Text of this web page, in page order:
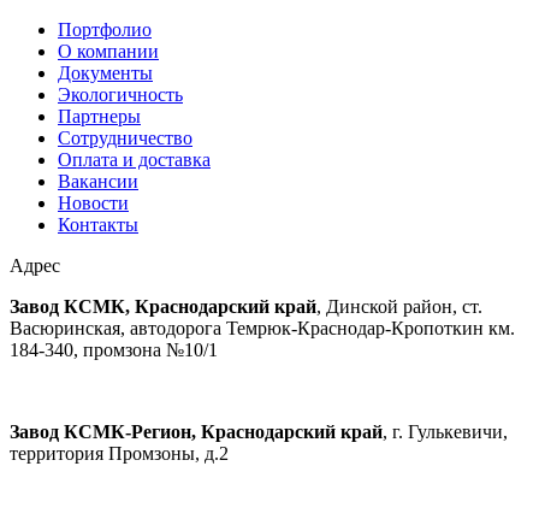
Портфолио
О компании
Документы
Экологичность
Партнеры
Сотрудничество
Оплата и доставка
Вакансии
Новости
Контакты
Адрес
Завод КСМК, Краснодарский край, Динской район, ст.
Васюринская, автодорога Темрюк-Краснодар-Кропоткин км.
184-340, промзона №10/1
Завод КСМК-Регион, Краснодарский край, г. Гулькевичи,
территория Промзоны, д.2